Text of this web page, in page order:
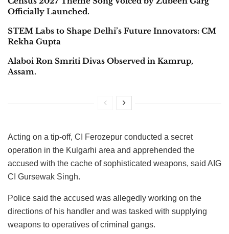
Officially Launched.
STEM Labs to Shape Delhi’s Future Innovators: CM
Rekha Gupta
Alaboi Ron Smriti Divas Observed in Kamrup,
Assam.
Acting on a tip-off, CI Ferozepur conducted a secret
operation in the Kulgarhi area and apprehended the
accused with the cache of sophisticated weapons, said AIG
CI Gursewak Singh.
Police said the accused was allegedly working on the
directions of his handler and was tasked with supplying
weapons to operatives of criminal gangs.